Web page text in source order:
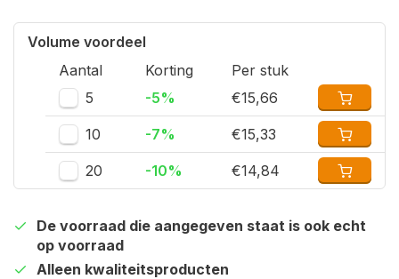
Volume voordeel
Aantal
Korting
Per stuk
5
-5% €15,66
10 -7% €15,33
20 -10% €14,84
De voorraad die aangegeven staat is ook echt
op voorraad
Alleen kwaliteitsproducten